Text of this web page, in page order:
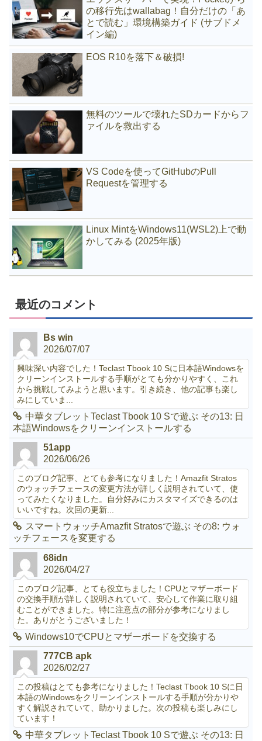
の移行先はwallabag！自分だけの「あ
とで読む」環境構築ガイド (サブドメ
イン編)
EOS R10を落下＆破損!
無料のツールで壊れたSDカードからフ
ァイルを救出する
VS Codeを使ってGitHubのPull
Requestを管理する
Linux MintをWindows11(WSL2)上で動
かしてみる (2025年版)
最近のコメント
Bs win
2026/07/07
興味深い内容でした！Teclast Tbook 10 Sに日本語Windowsを
クリーンインストールする手順がとても分かりやすく、これ
から挑戦してみようと思います。引き続き、他の記事も楽し
みにしていま...
中華タブレットTeclast Tbook 10 Sで遊ぶ その13: 日
本語Windowsをクリーンインストールする
51app
2026/06/26
このブログ記事、とても参考になりました！Amazfit Stratos
のウォッチフェースの変更方法が詳しく説明されていて、使
ってみたくなりました。自分好みにカスタマイズできるのは
いいですね。次回の更新...
スマートウォッチAmazfit Stratosで遊ぶ その8: ウォ
ッチフェースを変更する
68idn
2026/04/27
このブログ記事、とても役立ちました！CPUとマザーボード
の交換手順が詳しく説明されていて、安心して作業に取り組
むことができました。特に注意点の部分が参考になりまし
た。ありがとうございました！
Windows10でCPUとマザーボードを交換する
777CB apk
2026/02/27
この投稿はとても参考になりました！Teclast Tbook 10 Sに日
本語のWindowsをクリーンインストールする手順が分かりや
すく解説されていて、助かりました。次の投稿も楽しみにし
ています！
中華タブレットTeclast Tbook 10 Sで遊ぶ その13: 日